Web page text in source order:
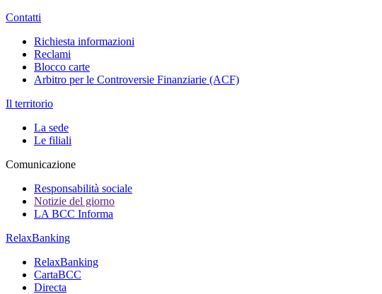
Contatti
Richiesta informazioni
Reclami
Blocco carte
Arbitro per le Controversie Finanziarie (ACF)
Il territorio
La sede
Le filiali
Comunicazione
Responsabilità sociale
Notizie del giorno
LA BCC Informa
RelaxBanking
RelaxBanking
CartaBCC
Directa